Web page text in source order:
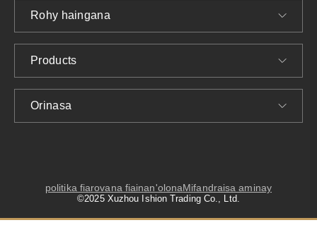
Rohy haingana
Products
Orinasa
©2025 Xuzhou Ishion Trading Co., Ltd.
politika fiarovana fiainan'olonaMifandraisa aminay